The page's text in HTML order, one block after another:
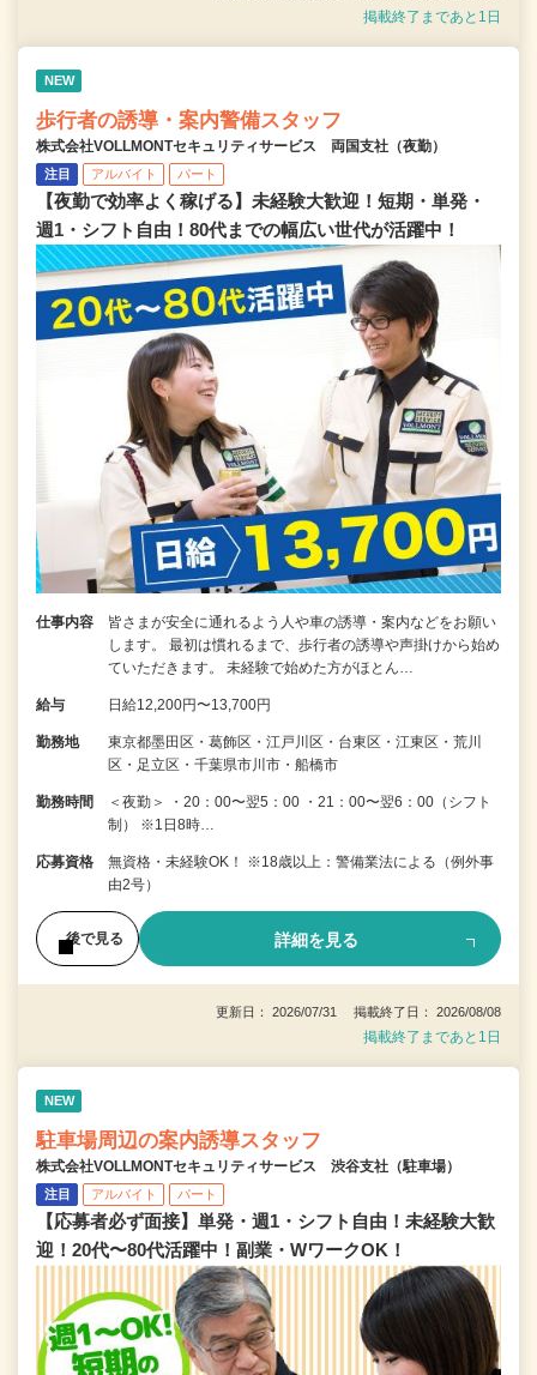
掲載終了まであと1日
NEW
歩行者の誘導・案内警備スタッフ
株式会社VOLLMONTセキュリティサービス 両国支社（夜勤）
注目 アルバイト パート
【夜勤で効率よく稼げる】未経験大歓迎！短期・単発・
週1・シフト自由！80代までの幅広い世代が活躍中！
仕事内容
皆さまが安全に通れるよう人や車の誘導・案内などをお願い
します。 最初は慣れるまで、歩行者の誘導や声掛けから始め
ていただきます。 未経験で始めた方がほとん…
給与 日給12,200円〜13,700円
勤務地
東京都墨田区・葛飾区・江戸川区・台東区・江東区・荒川
区・足立区・千葉県市川市・船橋市
勤務時間
＜夜勤＞ ・20：00〜翌5：00 ・21：00〜翌6：00（シフト
制） ※1日8時…
応募資格
無資格・未経験OK！ ※18歳以上：警備業法による（例外事
由2号）
後で見る 詳細を見る
更新日： 2026/07/31 掲載終了日： 2026/08/08
掲載終了まであと1日
NEW
駐車場周辺の案内誘導スタッフ
株式会社VOLLMONTセキュリティサービス 渋谷支社（駐車場）
注目 アルバイト パート
【応募者必ず面接】単発・週1・シフト自由！未経験大歓
迎！20代〜80代活躍中！副業・WワークOK！